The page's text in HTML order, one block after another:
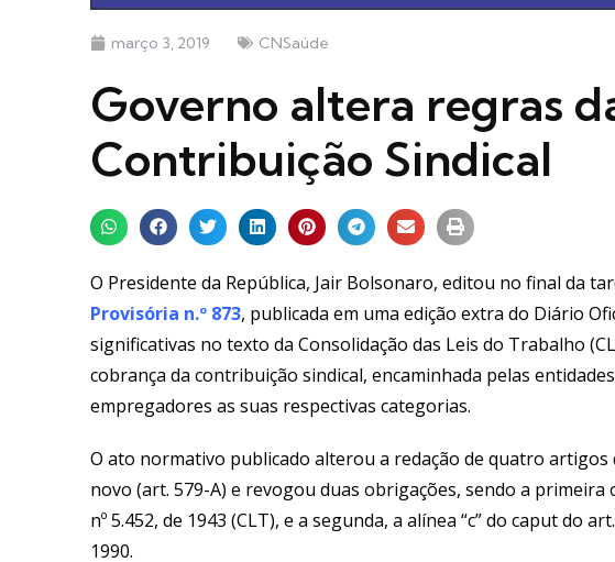
março 3, 2019 CNSaúde
Governo altera regras
Contribuição Sindical
O Presidente da República, Jair Bolsonaro, editou no final da
Provisória n.º 873, publicada em uma edição extra do Diário
significativas no texto da Consolidação das Leis do Trabalho
cobrança da contribuição sindical, encaminhada pelas
empregadores as suas respectivas categorias.
O ato normativo publicado alterou a redação de quatro artigos
novo (art. 579-A) e revogou duas obrigações, sendo a
nº 5.452, de 1943 (CLT), e a segunda, a alínea “c” do caput do
1990.